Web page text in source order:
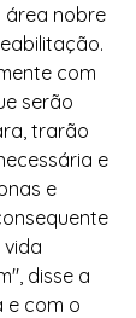
área nobre
com
serão
trarão
e
e
disse a
e com o